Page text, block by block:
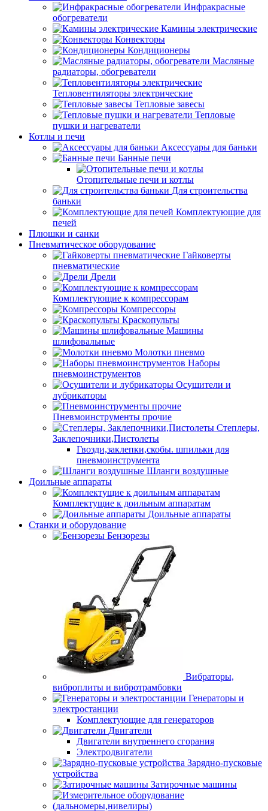
Инфракрасные
обогреватели
Камины электрические
Конвекторы
Кондиционеры
Масляные
радиаторы, обогреватели
Тепловентиляторы электрические
Тепловые завесы
Тепловые
пушки и нагреватели
Котлы и печи
Аксессуары для баньки
Банные печи
Отопительные печи и котлы
Для строительства
баньки
Комплектующие для
печей
Плюшки и санки
Пневматическое оборудование
Гайковерты
пневматические
Дрели
Комплектующие к компрессорам
Компрессоры
Краскопульты
Машины
шлифовальные
Молотки пневмо
Наборы
пневмоинструментов
Осушители и
лубрикаторы
Пневмоинструменты прочие
Степлеры,
Заклепочники,Пистолеты
Гвозди,заклепки,скобы. шпильки для
пневмоинструмента
Шланги воздушные
Доильные аппараты
Комплектущие к доильным аппаратам
Доильные аппараты
Станки и оборудование
Бензорезы
Вибраторы,
виброплиты и вибротрамбовки
Генераторы и
электростанции
Комплектующие для генераторов
Двигатели
Двигатели внутреннего сгорания
Электродвигатели
Зарядно-пусковые
устройства
Затирочные машины